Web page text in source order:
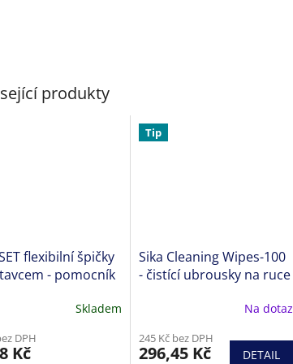
produkty
flexibilní špičky
- pomocník
přístupnýchSkladem
DPH
Kč
Tip
Sika Cleaning Wipes-100
- čistící ubrousky na ruce
produktu
je
Na dotaz
245 Kč bez DPH
296,45 Kč DETAIL